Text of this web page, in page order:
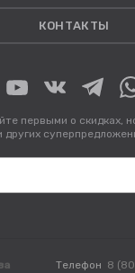
КОНТАКТЫ
первыми о скидках,
других
Телефон 8